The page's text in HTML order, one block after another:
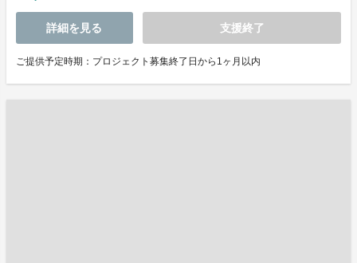
詳細を見る 支援終了
ご提供予定時期：プロジェクト募集終了日から1ヶ月以内